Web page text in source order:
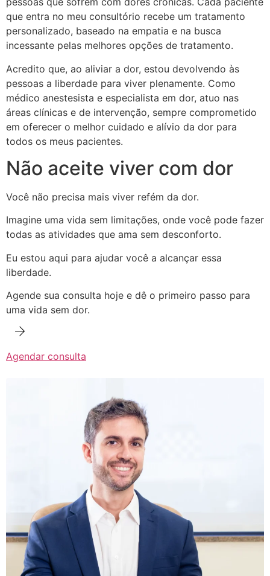
que entra no meu consultório recebe um tratamento
personalizado, baseado na empatia e na busca
incessante pelas melhores opções de tratamento.
Acredito que, ao aliviar a dor, estou devolvendo às
pessoas a liberdade para viver plenamente. Como
médico anestesista e especialista em dor, atuo nas
áreas clínicas e de intervenção, sempre comprometido
em oferecer o melhor cuidado e alívio da dor para
todos os meus pacientes.
Não aceite viver com dor
Você não precisa mais viver refém da dor.
Imagine uma vida sem limitações, onde você pode fazer
todas as atividades que ama sem desconforto.
Eu estou aqui para ajudar você a alcançar essa
liberdade.
Agende sua consulta hoje e dê o primeiro passo para
uma vida sem dor.
Agendar consulta